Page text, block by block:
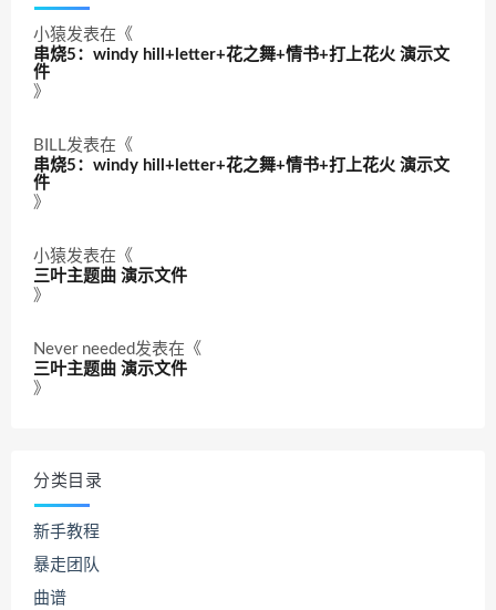
小猿发表在《
串烧5：windy hill+letter+花之舞+情书+打上花火 演示文
件
》
BILL发表在《
串烧5：windy hill+letter+花之舞+情书+打上花火 演示文
件
》
小猿发表在《
三叶主题曲 演示文件
》
Never needed发表在《
三叶主题曲 演示文件
》
分类目录
新手教程
暴走团队
曲谱